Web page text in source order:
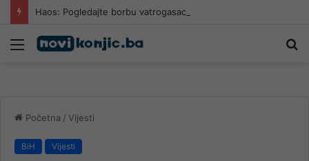
Meni
Početna / Vijesti
BiH Vijesti